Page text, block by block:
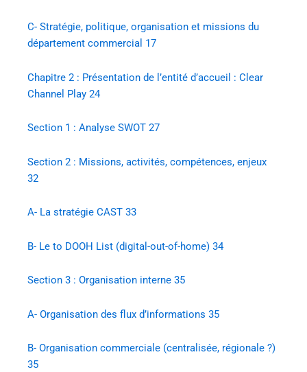
C- Stratégie, politique, organisation et missions du
département commercial 17
Chapitre 2 : Présentation de l’entité d’accueil : Clear
Channel Play 24
Section 1 : Analyse SWOT 27
Section 2 : Missions, activités, compétences, enjeux
32
A- La stratégie CAST 33
B- Le to DOOH List (digital-out-of-home) 34
Section 3 : Organisation interne 35
A- Organisation des flux d’informations 35
B- Organisation commerciale (centralisée, régionale ?)
35